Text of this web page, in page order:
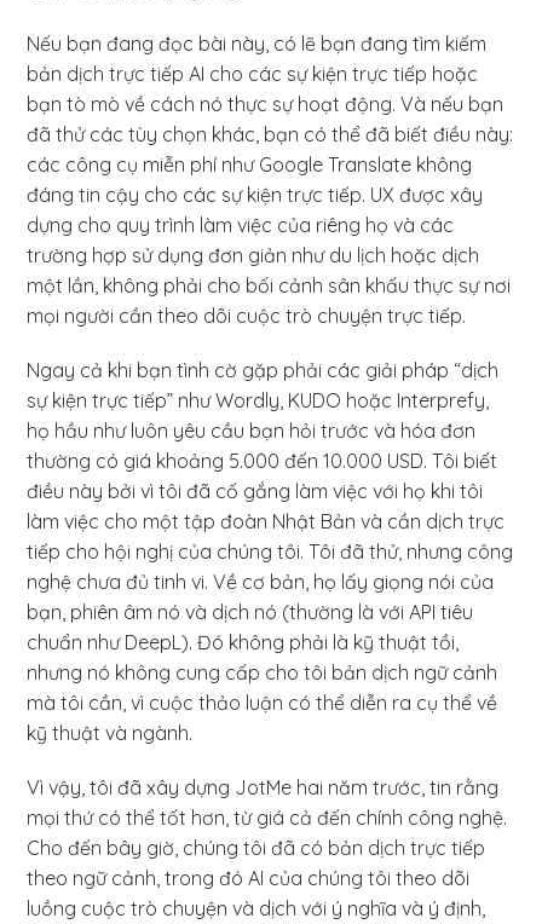
Nếu bạn đang đọc bài này, có lẽ bạn đang tìm kiếm
bản dịch trực tiếp AI cho các sự kiện trực tiếp hoặc
bạn tò mò về cách nó thực sự hoạt động. Và nếu bạn
đã thử các tùy chọn khác, bạn có thể đã biết điều này:
các công cụ miễn phí như Google Translate không
đáng tin cậy cho các sự kiện trực tiếp. UX được xây
dựng cho quy trình làm việc của riêng họ và các
trường hợp sử dụng đơn giản như du lịch hoặc dịch
một lần, không phải cho bối cảnh sân khấu thực sự nơi
mọi người cần theo dõi cuộc trò chuyện trực tiếp.
Ngay cả khi bạn tình cờ gặp phải các giải pháp “dịch
sự kiện trực tiếp” như Wordly, KUDO hoặc Interprefy,
họ hầu như luôn yêu cầu bạn hỏi trước và hóa đơn
thường có giá khoảng 5.000 đến 10.000 USD. Tôi biết
điều này bởi vì tôi đã cố gắng làm việc với họ khi tôi
làm việc cho một tập đoàn Nhật Bản và cần dịch trực
tiếp cho hội nghị của chúng tôi. Tôi đã thử, nhưng công
nghệ chưa đủ tinh vi. Về cơ bản, họ lấy giọng nói của
bạn, phiên âm nó và dịch nó (thường là với API tiêu
chuẩn như DeepL). Đó không phải là kỹ thuật tồi,
nhưng nó không cung cấp cho tôi bản dịch ngữ cảnh
mà tôi cần, vì cuộc thảo luận có thể diễn ra cụ thể về
kỹ thuật và ngành.
Vì vậy, tôi đã xây dựng JotMe hai năm trước, tin rằng
mọi thứ có thể tốt hơn, từ giá cả đến chính công nghệ.
Cho đến bây giờ, chúng tôi đã có bản dịch trực tiếp
theo ngữ cảnh, trong đó AI của chúng tôi theo dõi
luồng cuộc trò chuyện và dịch với ý nghĩa và ý định,